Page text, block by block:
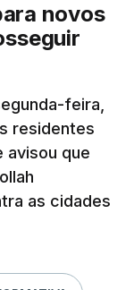
novos
feira,
residentes
avisou que
as cidades